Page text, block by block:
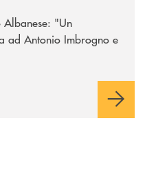
"Un
ad Antonio Imbrogno e